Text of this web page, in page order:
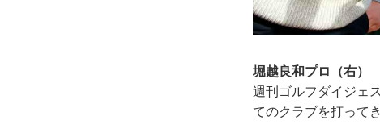
堀越良和プロ（右）
週刊ゴルフダイジェ
てのクラブを打って